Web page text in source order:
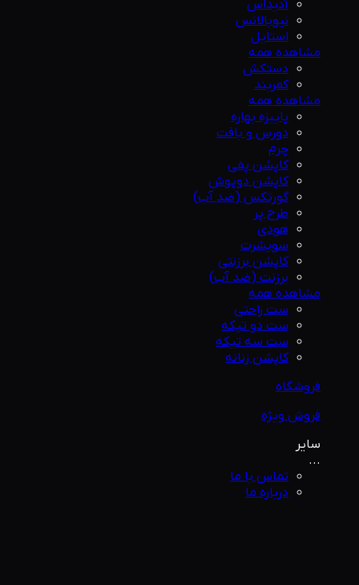
آدیداس
نیوبالانس
استایل
مشاهده همه
دستکش
کمربند
مشاهده همه
پاییزه بهاره
دورس و بافت
چرم
کاپشن پفی
کاپشن دوپوش
گورتکس (ضد آب)
طرح پر
هودی
سویشرت
کاپشن برزنتی
برزنت (ضد آب)
مشاهده همه
ست راحتی
ست دو تیکه
ست سه تیکه
کاپشن زنانه
فروشگاه
فروش ویژه
سایر
...
تماس با ما
درباره ما